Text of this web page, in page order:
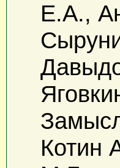
Е.А.,
Котин